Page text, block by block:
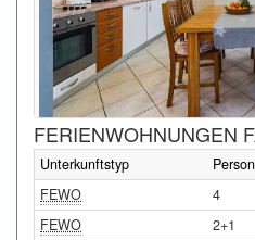
FERIENWOHNUNGEN
Unterkunftstyp
FEWO
4
FEWO 2+1